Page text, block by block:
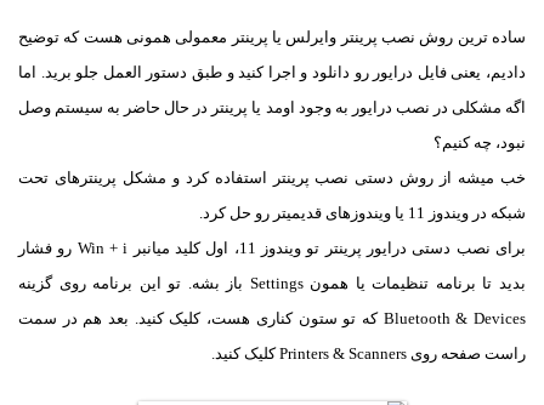
ساده ترین روش نصب پرینتر وایرلس یا پرینتر معمولی همونی هست که توضیح
دادیم، یعنی فایل درایور رو دانلود و اجرا کنید و طبق دستور العمل جلو برید. اما
اگه مشکلی در نصب درایور به وجود اومد یا پرینتر در حال حاضر به سیستم وصل
نبود، چه کنیم؟
خب میشه از روش دستی نصب پرینتر استفاده کرد و مشکل پرینترهای تحت
شبکه در ویندوز 11 یا ویندوزهای قدیمیتر رو حل کرد.
برای نصب دستی درایور پرینتر تو ویندوز 11، اول کلید میانبر Win + i‌ رو فشار
بدید تا برنامه تنظیمات یا همون Settings باز بشه. تو این برنامه روی گزینه
Bluetooth & Devices که تو ستون کناری هست، کلیک کنید. بعد هم در سمت
راست صفحه روی Printers & Scanners کلیک کنید.